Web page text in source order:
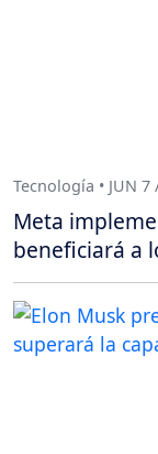
Tecnología • JUN 7
Meta
beneficiará a